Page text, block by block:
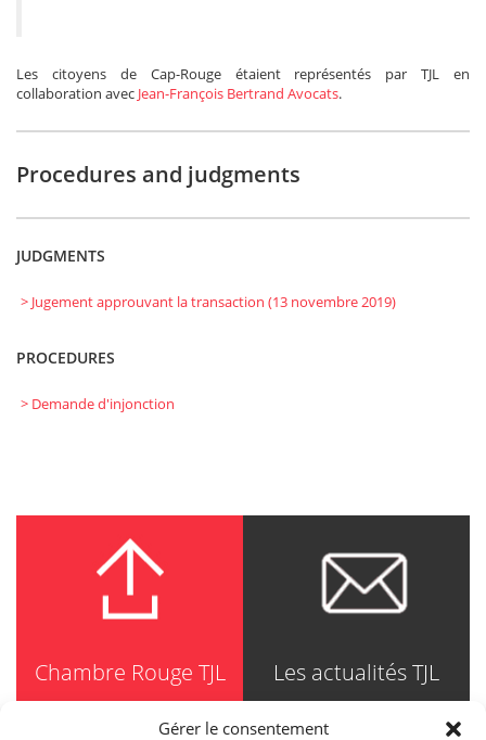
Gérer le consentement
Les citoyens de Cap-Rouge étaient représentés par TJL en
collaboration avec Jean-François Bertrand Avocats.
Procedures and judgments
JUDGMENTS
> Jugement approuvant la transaction (13 novembre 2019)
PROCEDURES
> Demande d'injonction
Chambre Rouge TJL Les actualités TJL